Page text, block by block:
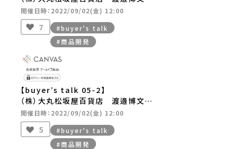
ん
開催日時：2022/09/02(金) 12:00
7
#buyer's talk
#商品開発
【buyer’s talk 05-2】
（株）大丸松坂屋百貨店 渡邉博文さ
ん
開催日時：2022/09/02(金) 12:00
5
#buyer's talk
#商品開発